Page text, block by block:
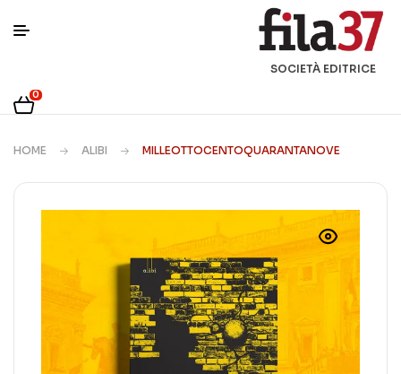
SOCIETÀ EDITRICE
0
HOME ALIBI MILLEOTTOCENTOQUARANTANOVE